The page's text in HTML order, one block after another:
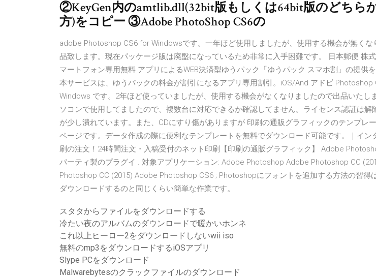
②KeyGen内のamtlib.dll(32bit版もしくは64bit版のどちら
方)をコピー ③Adobe PhotoShop CS6の
adobe Photoshop CS6 for Windowsです。一年ほど使用しましたが、使用する機会が無くな
品致します。現在パッケージ版は廃盤になっているため非常に入手困難です。 日本郵便 株
マートフォン専用無料 アプリによるWEB決済型ゆうパック「ゆうパック スマホ割」の提供を
本サービスは、ゆうパックの料金が割引になるアプリ専用割引。iOS/And アドビ Photoshop
Windows です。2年ほど使っていましたが、使用する機会がなくなりましたので出品いたし
ソコンで使用してましたので、複数台に対応できるか確認してません。ライセンス認証は解
が少し潰れています。また、CDにすり傷がありますが 印刷の通販グラフィックのテンプレ
ページです。データ作成の際に便利なテンプレートを無料でダウンロード可能です。｜イン
刷の注文！24時間注文・入稿受付のネット印刷【印刷の通販グラフィック】 Adobe
パーティ製のプラグイ . 対象アプリケーション: Adobe Photoshop Adobe Photoshop CC
Photoshop CC (2015) Adobe Photoshop CS6 ; Photoshopにフォントを追加する方法の習得
ダウンロードするのと同じくらい簡単な作業です。
スタタからファイルをダウンロードする
冷たい夜のアルバムのダウンロードで暖かいホンネ
これ以上ヒーロー2をダウンロードしないwii iso
無料のmp3をダウンロードするiOSアプリ
Slype PCをダウンロード
Malwarebytesのクラックファイルのダウンロード